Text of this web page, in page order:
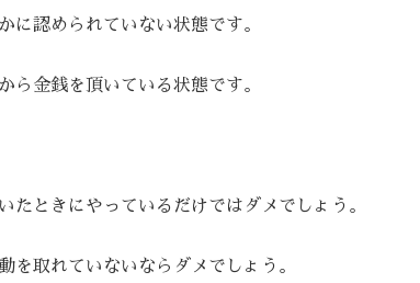
に認められていない状態です。
ら金銭を頂いている状態です。
ときにやっているだけではダメでしょう。
を取れていないならダメでしょう。